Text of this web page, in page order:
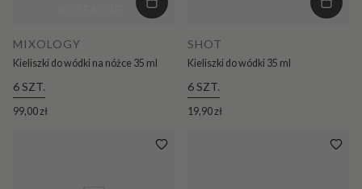
MIXOLOGY
Kieliszki do wódki na nóżce 35 ml
6 SZT.
99,00 zł
SHOT
Kieliszki do wódki 35 ml
6 SZT.
19,90 zł